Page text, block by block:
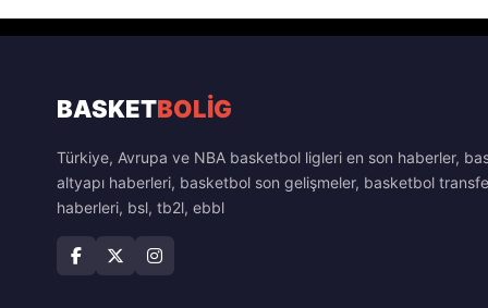
BASKETBOLİG
Türkiye, Avrupa ve NBA basketbol ligleri en son haberler,
altyapı haberleri, basketbol son gelişmeler, basketbol
haberleri, bsl, tb2l, ebbl